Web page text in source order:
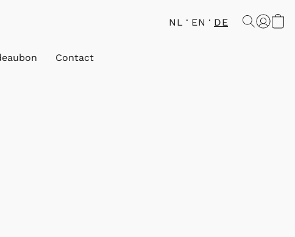
NL EN DE
Contact